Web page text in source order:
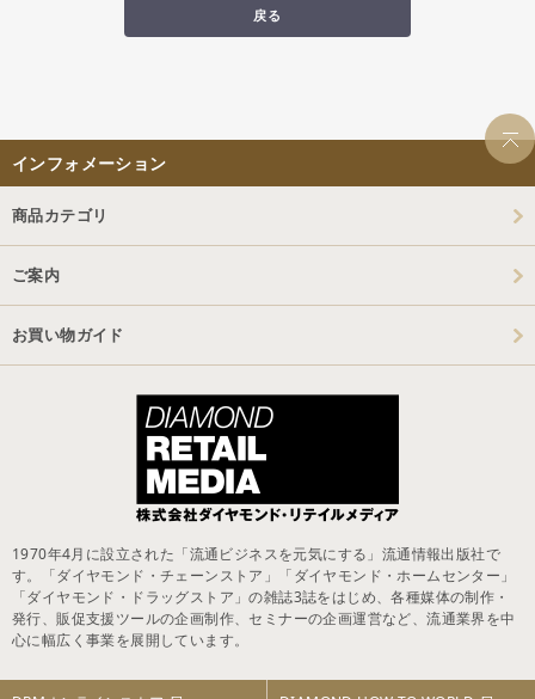
戻る
インフォメーション
商品カテゴリ
ご案内
お買い物ガイド
1970年4月に設立された「流通ビジネスを元気にする」流通情報出版社で
す。「ダイヤモンド・チェーンストア」「ダイヤモンド・ホームセンター」
「ダイヤモンド・ドラッグストア」の雑誌3誌をはじめ、各種媒体の制作・
発行、販促支援ツールの企画制作、セミナーの企画運営など、流通業界を中
心に幅広く事業を展開しています。